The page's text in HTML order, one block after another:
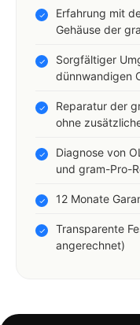
Erfahrung mit
Gehäuse der
Sorgfältiger
dünnwandigen
Reparatur der
ohne
Diagnose von
und gram-Pro-
12 Monate
Transparente
angerechnet)